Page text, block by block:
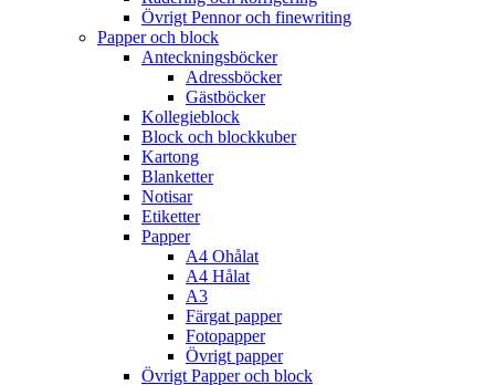
Övrigt Pennor och finewriting
Papper och block
Anteckningsböcker
Adressböcker
Gästböcker
Kollegieblock
Block och blockkuber
Kartong
Blanketter
Notisar
Etiketter
Papper
A4 Ohålat
A4 Hålat
A3
Färgat papper
Fotopapper
Övrigt papper
Övrigt Papper och block